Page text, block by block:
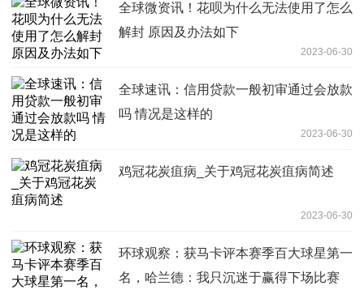
全球微资讯！花呗为什么无法使用了怎么
解封 原因及办法如下
2023-06-30
全球速讯：信用贷款一般初审通过会放款
吗 情况是这样的
2023-06-30
鸡冠花炭疽病_关于鸡冠花炭疽病简述
2023-06-30
环球观察：获马卡评本赛季百大球星第一
名，哈兰德：我只沉迷于赢得下场比赛